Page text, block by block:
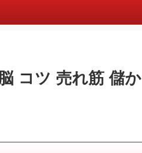
コツ 売れ筋 儲か